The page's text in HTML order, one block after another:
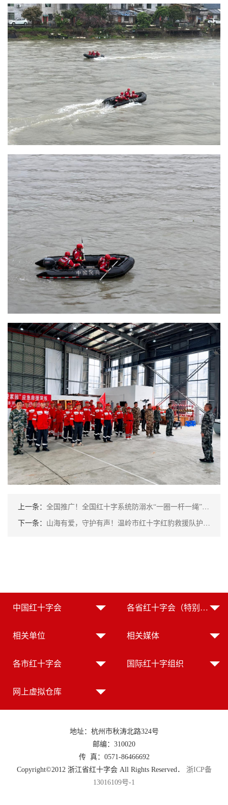
上一条： 全国推广！全国红十字系统防溺水“一圈一杆一绳”项目现场会在绍兴召开
下一条： 山海有爱，守护有声！温岭市红十字红豹救援队护航黄金海岸跑山赛
中国红十字会 各省红十字会（特别行政区红十字会）
相关单位 相关媒体
各市红十字会 国际红十字组织
网上虚拟仓库
地址：杭州市秋涛北路324号
邮编：310020
传 真：0571-86466692
Copyright©2012 浙江省红十字会 All Rights Reserved． 浙ICP备
13016109号-1